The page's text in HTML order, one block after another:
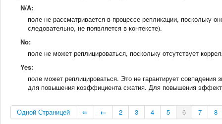
N/A:
поле не рассматривается в процессе репликации, поскольку
следовательно, не появляется в контексте).
No:
поле не может реплицироваться, поскольку отсутствует
Yes:
поле может реплицироваться. Это не гарантирует
для повышения коэффициента сжатия. Для повышения
Одной Страницей ⇐ ← 2 3 4 5 6 7 8